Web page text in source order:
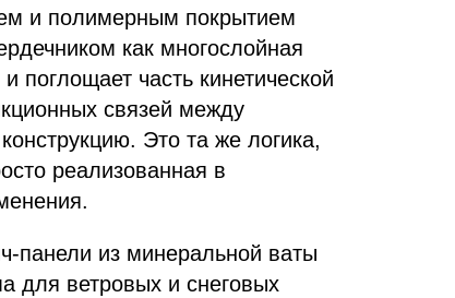
и полимерным покрытием
как многослойная
поглощает часть кинетической
связей между
Это та же логика,
реализованная в
панели из минеральной ваты
для ветровых и снеговых